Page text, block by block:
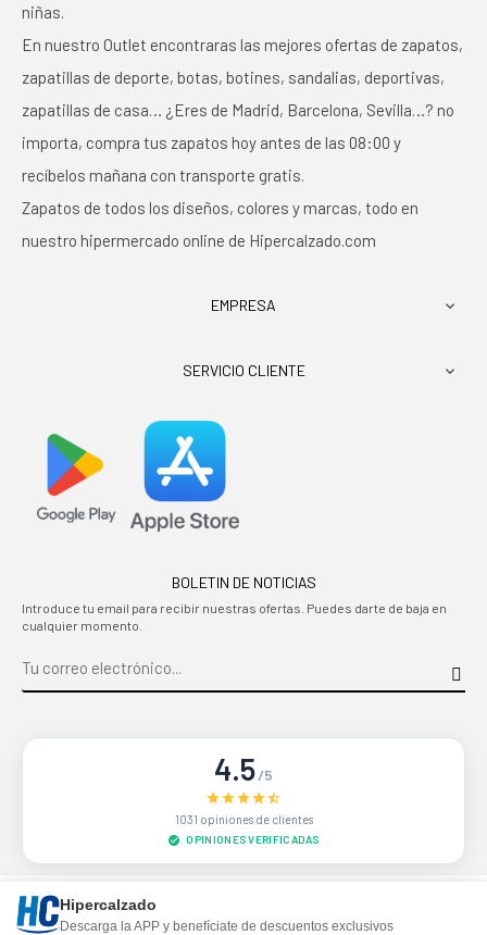
niñas.
En nuestro Outlet encontraras las mejores ofertas de zapatos,
zapatillas de deporte, botas, botines, sandalias, deportivas,
zapatillas de casa… ¿Eres de Madrid, Barcelona, Sevilla…? no
importa, compra tus zapatos hoy antes de las 08:00 y
recíbelos mañana con transporte gratis.
Zapatos de todos los diseños, colores y marcas, todo en
nuestro hipermercado online de Hipercalzado.com
EMPRESA 
SERVICIO CLIENTE 
BOLETIN DE NOTICIAS
Introduce tu email para recibir nuestras ofertas. Puedes darte de baja en
cualquier momento.
4.5/5
1031 opiniones de clientes
OPINIONES VERIFICADAS
Sitio protegido por reCAPTCHA.
Hipercalzado
Descarga la APP y benefíciate de descuentos exclusivos